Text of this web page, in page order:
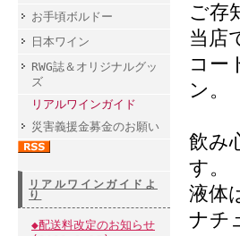
お手頃ボルドー
日本ワイン
RWG誌＆オリジナルグッ
ズ
リアルワインガイド
災害義援金募金のお願い
リアルワインガイドよ
り
◆配送料改定のお知らせ
ご存
当店
コー
ン。
飲み
す。
液体
ナチ